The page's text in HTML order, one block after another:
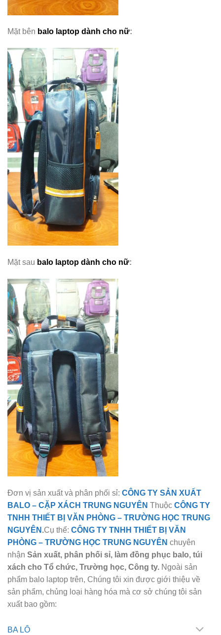
Mặt bên balo laptop dành cho nữ:
Mặt sau balo laptop dành cho nữ:
Đơn vị sản xuất và phân phối sỉ: CÔNG TY SẢN XUẤT
BALO – CẶP XÁCH TRUNG NGUYÊN Thuộc CÔNG TY
TNHH THIẾT BỊ VĂN PHÒNG – TRƯỜNG HỌC TRUNG
NGUYÊN .Cụ thể: CÔNG TY TNHH THIẾT BỊ VĂN
PHÒNG – TRƯỜNG HỌC TRUNG NGUYÊN chuyên
nhận Sản xuất, phân phối sỉ, làm đồng phục balo, túi
xách cho Tổ chức, Trường học, Công ty. Ngoài sản
phẩm balo laptop trên, Chúng tôi xin được giới thiệu về
sản phẩm, chủng loại hàng hóa mà cơ sở chúng tôi sản
xuất bao gồm:
BA LÔ